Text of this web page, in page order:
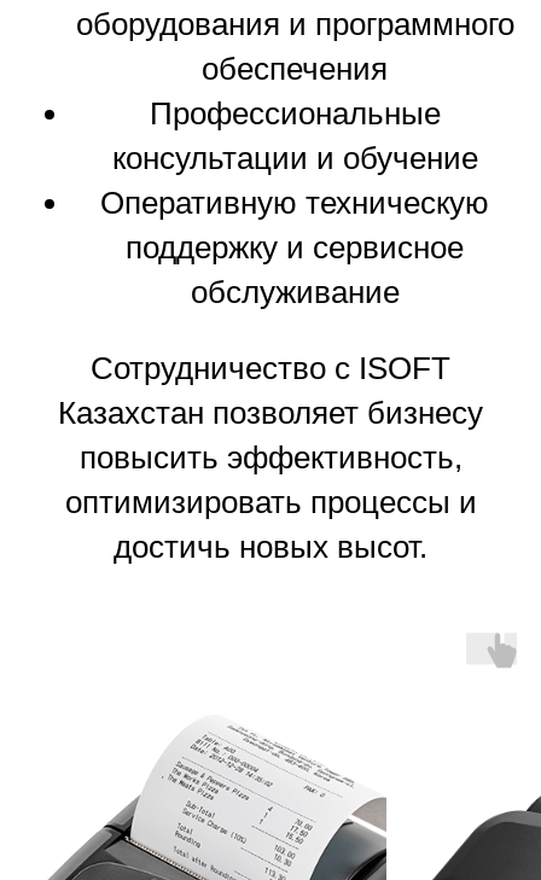
оборудования и программного
обеспечения
Профессиональные
консультации и обучение
Оперативную техническую
поддержку и сервисное
обслуживание
Сотрудничество с ISOFT
Казахстан позволяет бизнесу
повысить эффективность,
оптимизировать процессы и
достичь новых высот.